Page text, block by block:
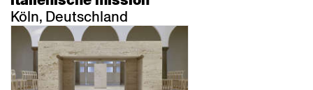
Köln, Deutschland